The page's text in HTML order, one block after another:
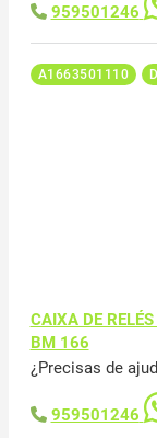
959501246
A1663501110
CAIXA DE
BM 166
¿Precisas de
959501246